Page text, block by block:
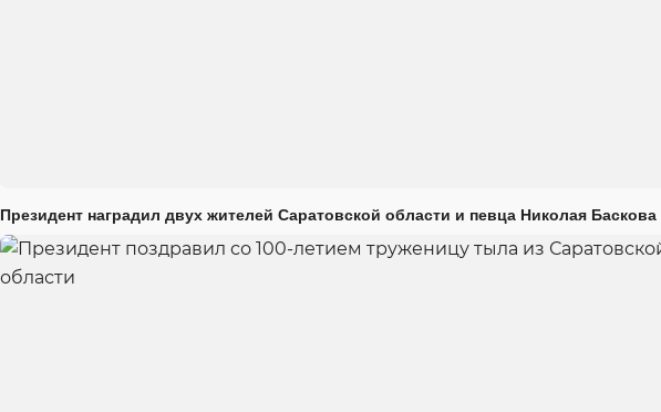
Президент наградил двух жителей Саратовской области и певца Николая Баскова